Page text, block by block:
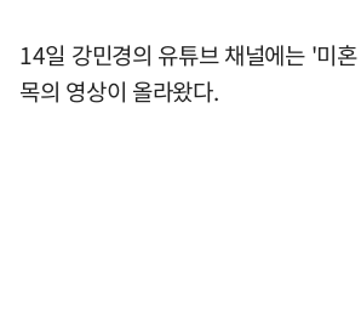
14일 강민경의 유튜브 채널에는 '미
목의 영상이 올라왔다.